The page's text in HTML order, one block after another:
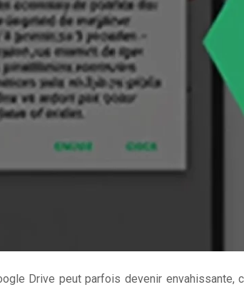
Drive peut parfois devenir